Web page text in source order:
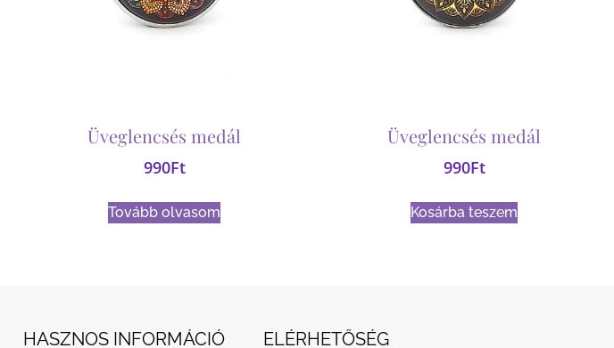
Üveglencsés medál
990Ft
Tovább olvasom
Üveglencsés medál
990Ft
Kosárba teszem
HASZNOS INFORMÁCIÓ ELÉRHETŐSÉG